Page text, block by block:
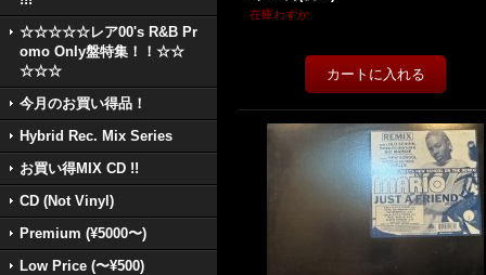
☆☆☆☆☆レア00's R&B Pr
omo Only盤特集！！☆☆
☆☆☆
今月のお買い得品！
Hybrid Rec. Mix Series
お買い得MIX CD !!
CD (Not Vinyl)
Premium (¥5000〜)
Low Price (〜¥500)
在庫わずか